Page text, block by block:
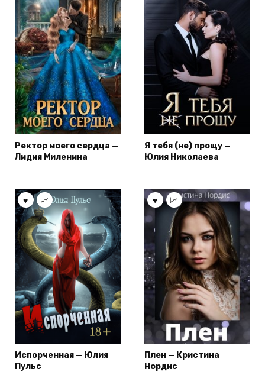
Ректор моего сердца —
Лидия Миленина
Я тебя (не) прощу —
Юлия Николаева
Испорченная — Юлия
Пульс
Плен — Кристина
Нордис